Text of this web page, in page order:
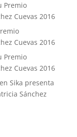
Premio
Cuevas 2016
Cuevas 2016
Premio
Cuevas 2016
en Sika presenta
Sánchez